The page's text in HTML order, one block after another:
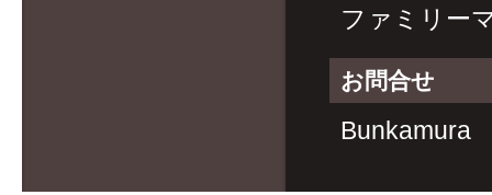
ファミリー
お問合せ
Bunkamura